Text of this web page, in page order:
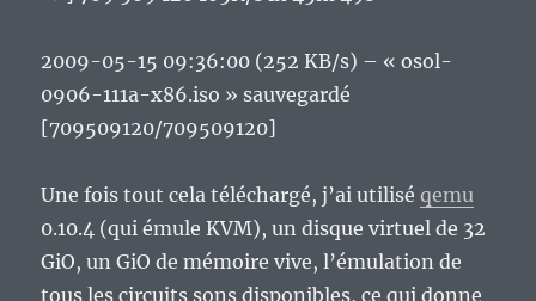
2009-05-15 09:36:00 (252 KB/s) – « osol-
0906-111a-x86.iso » sauvegardé
[709509120/709509120]
Une fois tout cela téléchargé, j’ai utiliséqemu
0.10.4 (qui émule KVM), un disque virtuel de 32
GiO, un GiO de mémoire vive, l’émulation de
tous les circuits sons disponibles, ce qui donne